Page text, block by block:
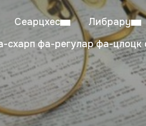
Сеарцхес
Либрарy
схарп фа-регулар фа-цлоцк